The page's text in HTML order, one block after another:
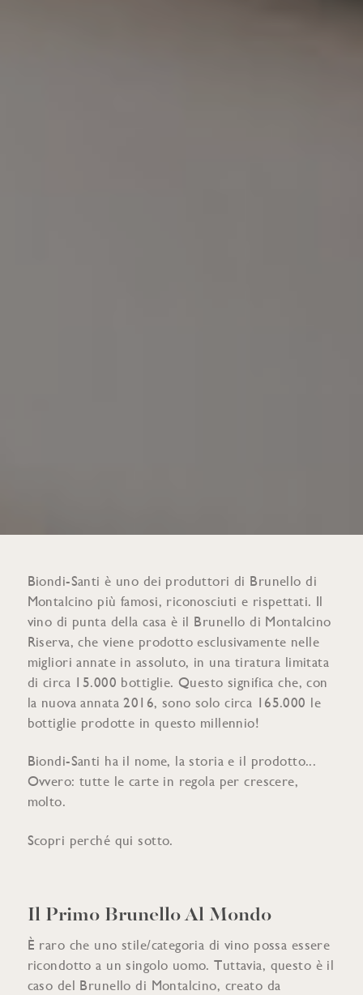
Biondi-Santi è uno dei produttori di Brunello di
Montalcino più famosi, riconosciuti e rispettati. Il
vino di punta della casa è il Brunello di Montalcino
Riserva, che viene prodotto esclusivamente nelle
migliori annate in assoluto, in una tiratura limitata
di circa 15.000 bottiglie. Questo significa che, con
la nuova annata 2016, sono solo circa 165.000 le
bottiglie prodotte in questo millennio!
Biondi-Santi ha il nome, la storia e il prodotto...
Ovvero: tutte le carte in regola per crescere,
molto.
Scopri perché qui sotto.
Il Primo Brunello Al Mondo
È raro che uno stile/categoria di vino possa essere
ricondotto a un singolo uomo. Tuttavia, questo è il
caso del Brunello di Montalcino, creato da